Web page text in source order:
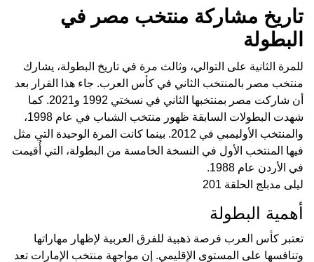
تاريخ مشاركة منتخب مصر في
البطولة
للمرة الثانية على التوالي، وثالث مرة في تاريخ البطولة، يشارك
منتخب مصر بالمنتخب الثاني في كأس العرب. جاء هذا القرار بعد
أن شاركت مصر بمنتخبها الثاني في نسختي 1992 و2021. كما
شهدت البطولات السابقة ظهور منتخب الشباب في عام 1998،
والمنتخب الأوليمبي في 2012. بينما كانت المرة الوحيدة التي مثل
فيها المنتخب الأول في النسخة الخامسة من البطولة، التي أُقيمت
في الأردن عام 1988.
ليلى مدبلج الحلقة 201
أهمية البطولة
تعتبر كأس العرب فرصة ذهبية للفرق العربية لإظهار مهاراتها
وتنافسها على المستوى الإقليمي. إن مواجهة منتخب الإمارات تعد